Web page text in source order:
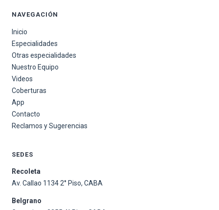
NAVEGACIÓN
Inicio
Especialidades
Otras especialidades
Nuestro Equipo
Videos
Coberturas
App
Contacto
Reclamos y Sugerencias
SEDES
Recoleta
Av. Callao 1134 2° Piso, CABA
Belgrano